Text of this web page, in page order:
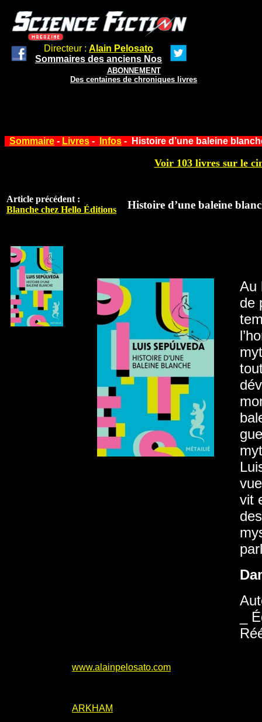
Directeur : Alain Pelosato
Sommaires des anciens Nos
ABONNEMENT
Des centaines de chroniques livres
Sommaire - Livres - Infos - Histoire d’une baleine
Voir 103 livres sur le
Article précédent :
Blanche chez Hello Éditions
Histoire d’une baleine
Au
de
vit
_
www.alainpelosato.com
ARKHAM